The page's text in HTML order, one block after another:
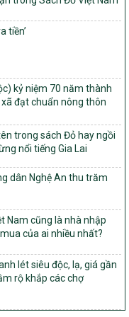
1, nhóm 2, nhóm 3
2026-2030 trên địa bàn
theo chuỗi giá trị thuộc
Giảm nghèo bền vững
2026
thực hiện Chương trình
mới, giảm nghèo bền
đồng bào dân tộc thiểu
đoạn I: Từ năm 2026
chí, điều kiện thuộc Bộ
2026 – 2030 thuộc
và Môi trường
xây dựng nông thôn
tiền’
kỷ niệm 70 năm thành
đạt chuẩn nông thôn
trong sách Đỏ hay ngồi
nổi tiếng Gia Lai
dân Nghệ An thu trăm
Nam cũng là nhà nhập
của ai nhiều nhất?
lét siêu độc, lạ, giá gần
rộ khắp các chợ